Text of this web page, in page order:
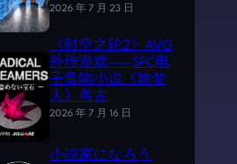
2026 年 7 月 23 日
《时空之轮2》AVG
外传游戏——SFC电
子音响小说《旅梦
人》考古
2026 年 7 月 16 日
小説家になろう